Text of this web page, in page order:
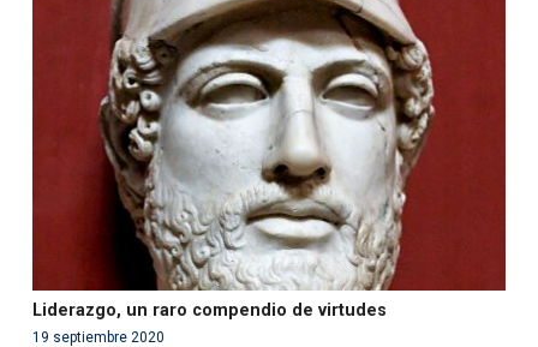
: Use of undefined constant php - assumed
'php' (this will throw an Error in a future version of PHP)
/var/www/acami.es/wp-
content/themes/fundcami/page-publicaciones.php
99
Liderazgo, un raro compendio de virtudes
19 septiembre 2020